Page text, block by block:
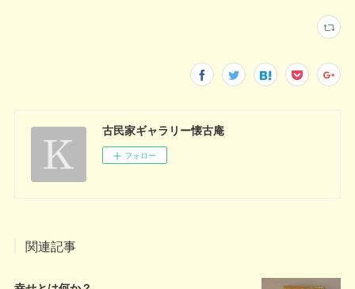
古民家ギャラリー懐古庵
フォロー
関連記事